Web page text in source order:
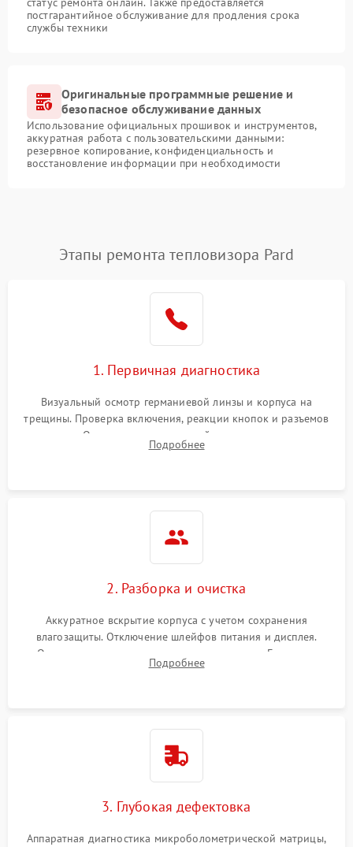
постгарантийное обслуживание для продления срока
службы техники
Оригинальные программные решение и
безопасное обслуживание данных
Использование официальных прошивок и инструментов,
аккуратная работа с пользовательскими данными:
резервное копирование, конфиденциальность и
восстановление информации при необходимости
Этапы ремонта тепловизора Pard
1. Первичная диагностика
Визуальный осмотр германиевой линзы и корпуса на
трещины. Проверка включения, реакции кнопок и разъемов
зарядки. Оценка вывода тепловой сигнатуры на экран,
проверка базовых функций и считывание системных
Подробнее
2. Разборка и очистка
Аккуратное вскрытие корпуса с учетом сохранения
влагозащиты. Отключение шлейфов питания и дисплея.
Очистка внутренних плат от окислов и пыли. Бережная
обработка германиевого объектива специализированными
Подробнее
3. Глубокая дефектовка
Аппаратная диагностика микроболометрической матрицы,